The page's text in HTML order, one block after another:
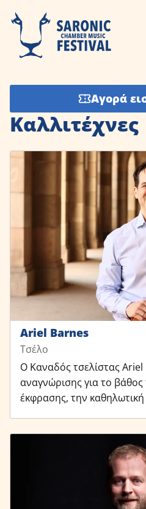
Καλλιτέχνες
Αγορά
Ariel Barnes
Τσέλο
Ο Καναδός τσελίστας Ariel
αναγνώρισης για το
έκφρασης, την